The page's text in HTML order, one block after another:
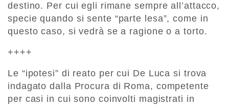
destino. Per cui egli rimane sempre all’attacco,
specie quando si sente “parte lesa”, come in
questo caso, si vedrà se a ragione o a torto.
++++
Le “ipotesi” di reato per cui De Luca si trova
indagato dalla Procura di Roma, competente
per casi in cui sono coinvolti magistrati in